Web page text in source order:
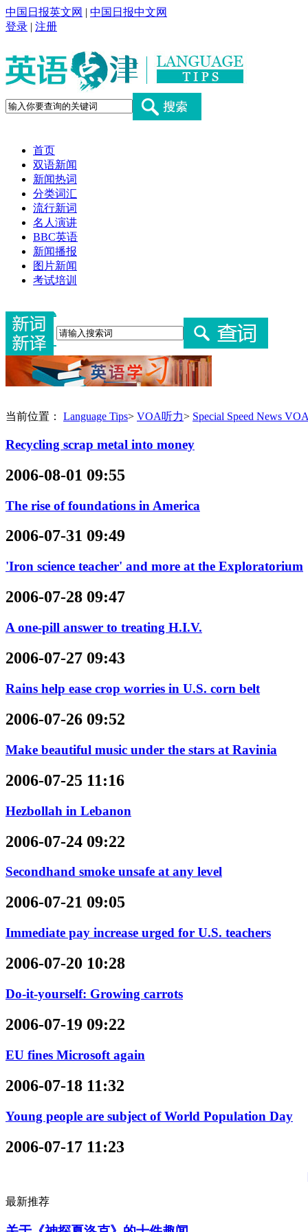
中国日报英文网 | 中国日报中文网
登录 | 注册
首页
双语新闻
新闻热词
分类词汇
流行新词
名人演讲
BBC英语
新闻播报
图片新闻
考试培训
当前位置： Language Tips> VOA听力> Special Speed News
Recycling scrap metal into money
2006-08-01 09:55
The rise of foundations in America
2006-07-31 09:49
'Iron science teacher' and more at the Exploratorium
2006-07-28 09:47
A one-pill answer to treating H.I.V.
2006-07-27 09:43
Rains help ease crop worries in U.S. corn belt
2006-07-26 09:52
Make beautiful music under the stars at Ravinia
2006-07-25 11:16
Hezbollah in Lebanon
2006-07-24 09:22
Secondhand smoke unsafe at any level
2006-07-21 09:05
Immediate pay increase urged for U.S. teachers
2006-07-20 10:28
Do-it-yourself: Growing carrots
2006-07-19 09:22
EU fines Microsoft again
2006-07-18 11:32
Young people are subject of World Population Day
2006-07-17 11:23
最新推荐